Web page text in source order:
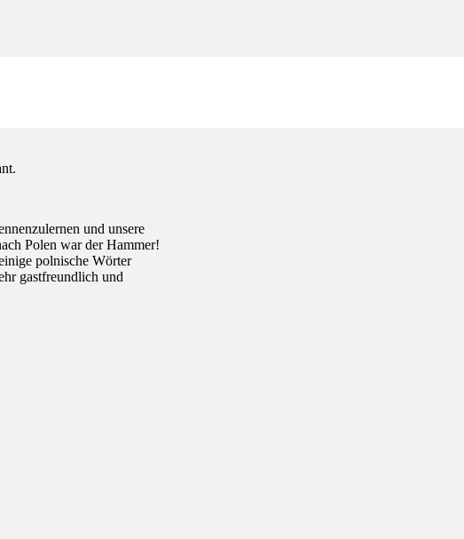
und unsere
Polen war der Hammer!
polnische Wörter
gastfreundlich und